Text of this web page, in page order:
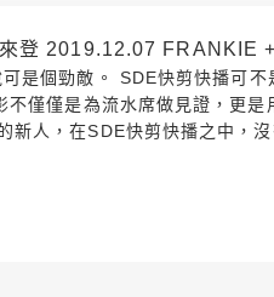
登 2019.12.07 FRANKIE
是個勁敵。 SDE快剪快播可
僅僅是為流水席做見證，更
人，在SDE快剪快播之中，